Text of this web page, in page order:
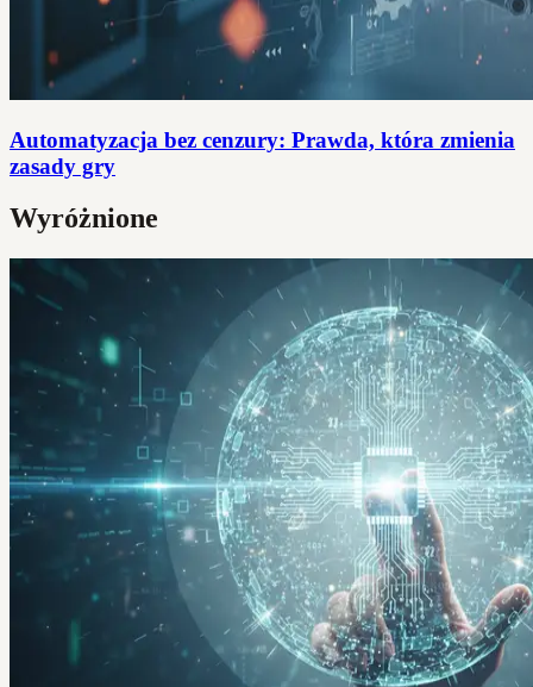
Automatyzacja bez cenzury: Prawda, która zmienia
zasady gry
Wyróżnione